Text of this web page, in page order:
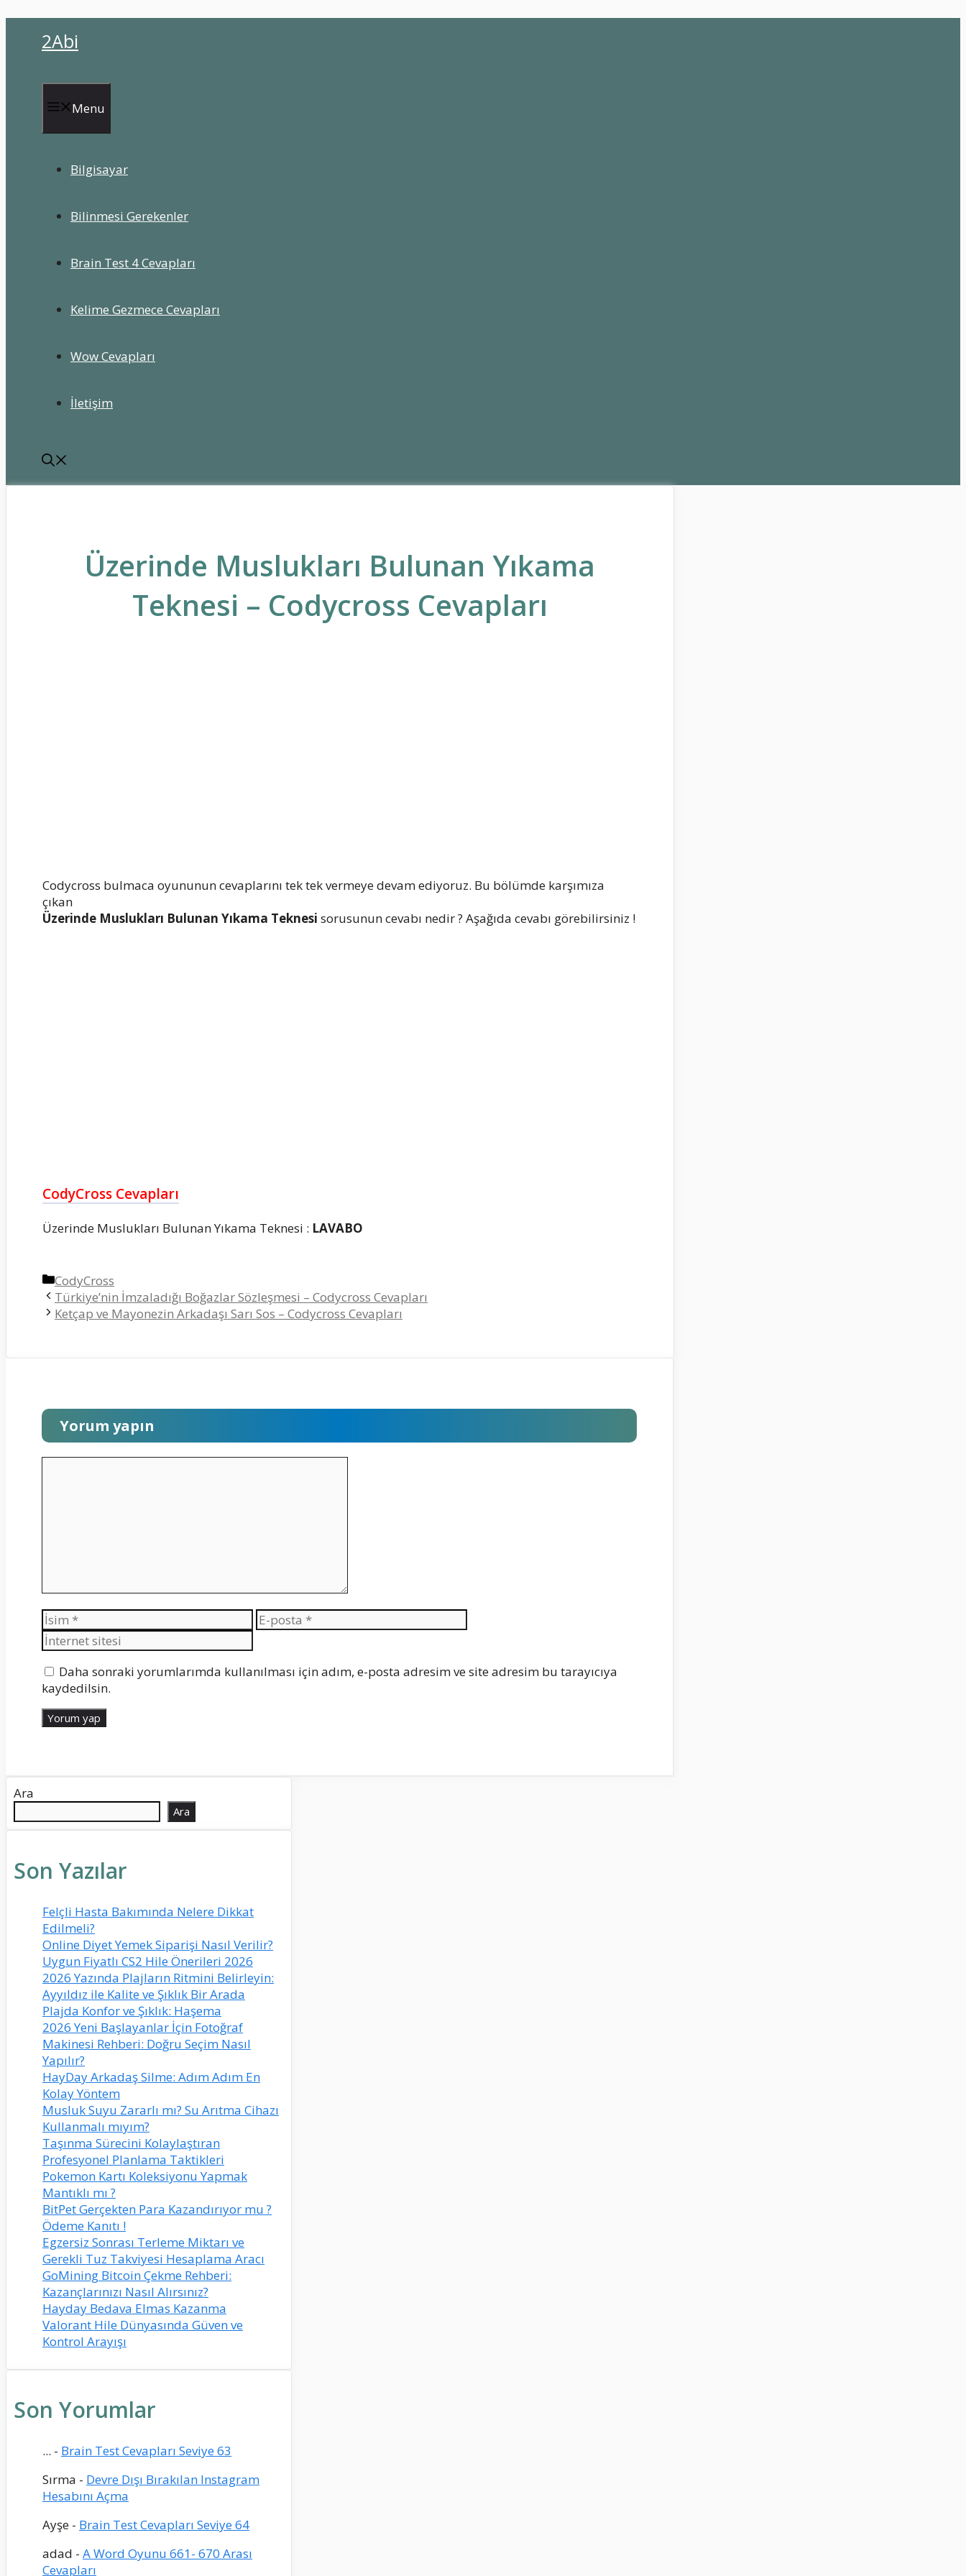
2Abi
Menu
Bilgisayar
Bilinmesi Gerekenler
Brain Test 4 Cevapları
Kelime Gezmece Cevapları
Wow Cevapları
İletişim
Üzerinde Muslukları Bulunan Yıkama
Teknesi – Codycross Cevapları
Codycross bulmaca oyununun cevaplarını tek tek vermeye devam ediyoruz. Bu bölümde karşımıza
çıkan
Üzerinde Muslukları Bulunan Yıkama Teknesi sorusunun cevabı nedir ? Aşağıda cevabı görebilirsiniz !
CodyCross Cevapları
Üzerinde Muslukları Bulunan Yıkama Teknesi : LAVABO
Kategoriler
CodyCross
Türkiye’nin İmzaladığı Boğazlar Sözleşmesi – Codycross Cevapları
Ketçap ve Mayonezin Arkadaşı Sarı Sos – Codycross Cevapları
Yorum yapın
İsim
E-
posta
sitesi
Daha sonraki yorumlarımda kullanılması için adım, e-posta adresim ve site adresim bu tarayıcıya
kaydedilsin.
Ara
Ara
Son Yazılar
Felçli Hasta Bakımında Nelere Dikkat
Edilmeli?
Online Diyet Yemek Siparişi Nasıl Verilir?
Uygun Fiyatlı CS2 Hile Önerileri 2026
2026 Yazında Plajların Ritmini Belirleyin:
Ayyıldız ile Kalite ve Şıklık Bir Arada
Plajda Konfor ve Şıklık: Haşema
2026 Yeni Başlayanlar İçin Fotoğraf
Makinesi Rehberi: Doğru Seçim Nasıl
Yapılır?
HayDay Arkadaş Silme: Adım Adım En
Kolay Yöntem
Musluk Suyu Zararlı mı? Su Arıtma Cihazı
Kullanmalı mıyım?
Taşınma Sürecini Kolaylaştıran
Profesyonel Planlama Taktikleri
Pokemon Kartı Koleksiyonu Yapmak
Mantıklı mı ?
BitPet Gerçekten Para Kazandırıyor mu ?
Ödeme Kanıtı !
Egzersiz Sonrası Terleme Miktarı ve
Gerekli Tuz Takviyesi Hesaplama Aracı
GoMining Bitcoin Çekme Rehberi:
Kazançlarınızı Nasıl Alırsınız?
Hayday Bedava Elmas Kazanma
Valorant Hile Dünyasında Güven ve
Kontrol Arayışı
Son Yorumlar
... - Brain Test Cevapları Seviye 63
Sırma - Devre Dışı Bırakılan Instagram
Hesabını Açma
Ayşe - Brain Test Cevapları Seviye 64
adad - A Word Oyunu 661- 670 Arası
Cevapları